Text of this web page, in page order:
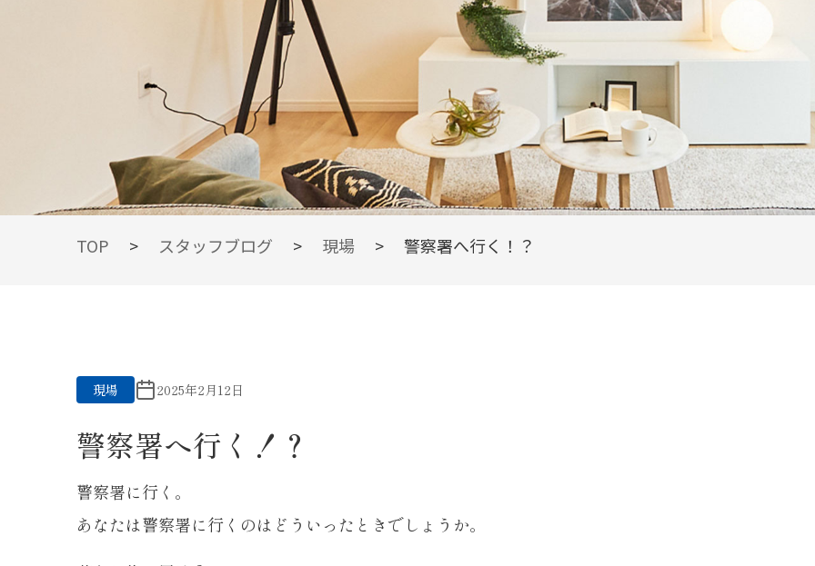
BLOG
TOP > スタッフブログ > 現場 > 警察署へ行く！？
現場 2025年2月12日
警察署へ行く！？
警察署に行く。
あなたは警察署に行くのはどういったときでしょうか。